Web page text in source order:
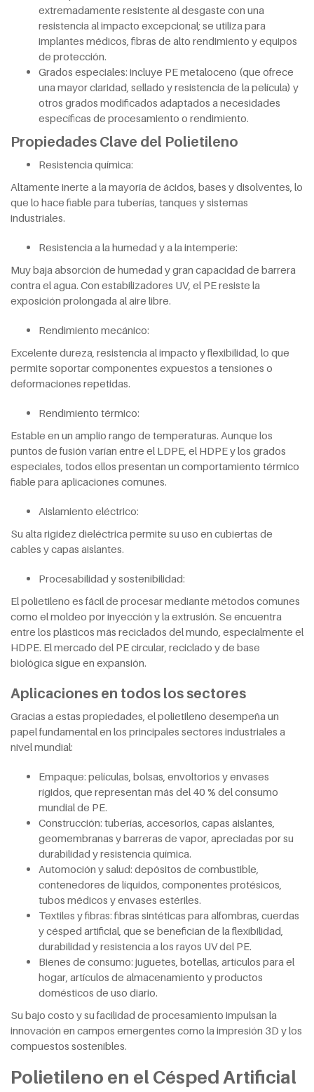
extremadamente resistente al desgaste con una
resistencia al impacto excepcional; se utiliza para
implantes médicos, fibras de alto rendimiento y equipos
de protección.
Grados especiales: incluye PE metaloceno (que ofrece
una mayor claridad, sellado y resistencia de la película) y
otros grados modificados adaptados a necesidades
específicas de procesamiento o rendimiento.
Propiedades Clave del Polietileno
Resistencia química:
Altamente inerte a la mayoría de ácidos, bases y disolventes, lo
que lo hace fiable para tuberías, tanques y sistemas
industriales.
Resistencia a la humedad y a la intemperie:
Muy baja absorción de humedad y gran capacidad de barrera
contra el agua. Con estabilizadores UV, el PE resiste la
exposición prolongada al aire libre.
Rendimiento mecánico:
Excelente dureza, resistencia al impacto y flexibilidad, lo que
permite soportar componentes expuestos a tensiones o
deformaciones repetidas.
Rendimiento térmico:
Estable en un amplio rango de temperaturas. Aunque los
puntos de fusión varían entre el LDPE, el HDPE y los grados
especiales, todos ellos presentan un comportamiento térmico
fiable para aplicaciones comunes.
Aislamiento eléctrico:
Su alta rigidez dieléctrica permite su uso en cubiertas de
cables y capas aislantes.
Procesabilidad y sostenibilidad:
El polietileno es fácil de procesar mediante métodos comunes
como el moldeo por inyección y la extrusión. Se encuentra
entre los plásticos más reciclados del mundo, especialmente el
HDPE. El mercado del PE circular, reciclado y de base
biológica sigue en expansión.
Aplicaciones en todos los sectores
Gracias a estas propiedades, el polietileno desempeña un
papel fundamental en los principales sectores industriales a
nivel mundial:
Empaque: películas, bolsas, envoltorios y envases
rígidos, que representan más del 40 % del consumo
mundial de PE.
Construcción: tuberías, accesorios, capas aislantes,
geomembranas y barreras de vapor, apreciadas por su
durabilidad y resistencia química.
Automoción y salud: depósitos de combustible,
contenedores de líquidos, componentes protésicos,
tubos médicos y envases estériles.
Textiles y fibras: fibras sintéticas para alfombras, cuerdas
y césped artificial, que se benefician de la flexibilidad,
durabilidad y resistencia a los rayos UV del PE.
Bienes de consumo: juguetes, botellas, artículos para el
hogar, artículos de almacenamiento y productos
domésticos de uso diario.
Su bajo costo y su facilidad de procesamiento impulsan la
innovación en campos emergentes como la impresión 3D y los
compuestos sostenibles.
Polietileno en el Césped Artificial